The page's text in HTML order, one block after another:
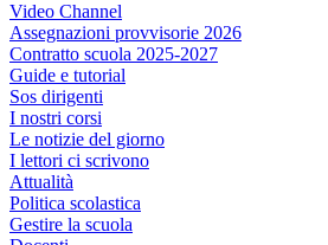
Video Channel
Assegnazioni provvisorie 2026
Contratto scuola 2025-2027
Guide e tutorial
Sos dirigenti
I nostri corsi
Le notizie del giorno
I lettori ci scrivono
Attualità
Politica scolastica
Gestire la scuola